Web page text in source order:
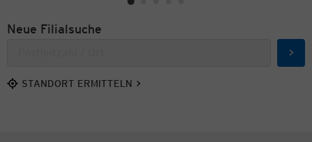
Neue Filialsuche
STANDORT ERMITTELN